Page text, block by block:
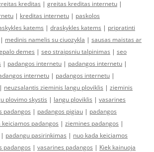
kreditas | greitas kreditas internetu |
| kreditas internetu | paskolos
katems | draskykles katems | pripratinti
| medinis namelis su ciuozykla | sausas maistas ar
demes | seo straipsniu talpinimas | seo
| padangos internetu | padangos internetu |
internetu | padangos internetu |
| neuzsalantis zieminis langu ploviklis | zieminis
plovimo skystis | langu ploviklis | vasarines
padangos | padangos pigiau | padangos
keiciamos padangos | ziemines padangos |
| padangu pasirinkimas | nuo kada keiciamos
padangos | vasarines padangos | Kiek kainuoja